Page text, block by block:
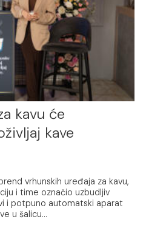
kavu će
kave
vrhunskih uređaja za kavu,
i time označio uzbudljiv
i potpuno automatski aparat
u šalicu...